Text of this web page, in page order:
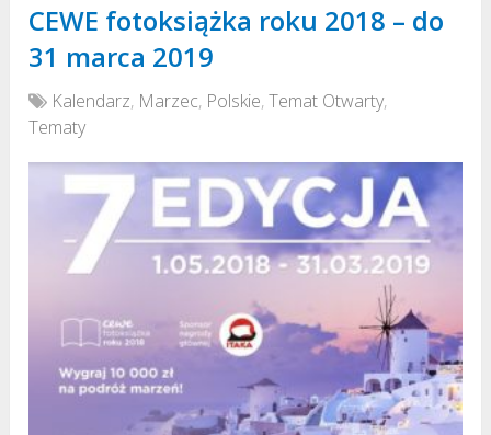
CEWE fotoksiążka roku 2018 – do
31 marca 2019
Kalendarz, Marzec, Polskie,Temat Otwarty,
Tematy